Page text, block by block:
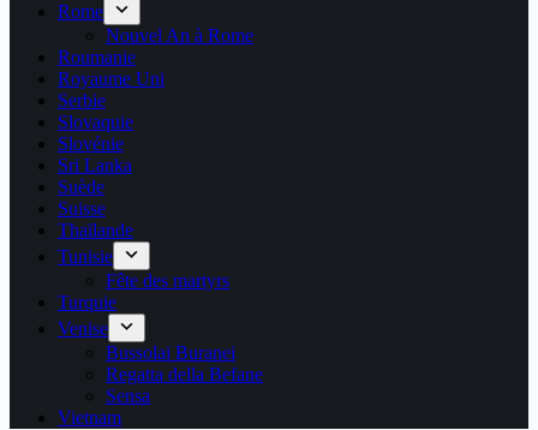
Rome
Nouvel An à Rome
Roumanie
Royaume Uni
Serbie
Slovaquie
Slovénie
Sri Lanka
Suède
Suisse
Thaïlande
Tunisie
Fête des martyrs
Turquie
Venise
Bussolai Buranei
Regatta della Befane
Sensa
Vietnam